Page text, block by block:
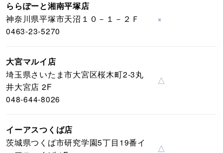
ららぽーと湘南平塚店
神奈川県平塚市天沼１０－１－２Ｆ
0463-23-5270
×
大宮マルイ店
埼玉県さいたま市大宮区桜木町2-3丸
井大宮店 2F
048-644-8026
△
イーアスつくば店
茨城県つくば市研究学園5丁目19番イ
△